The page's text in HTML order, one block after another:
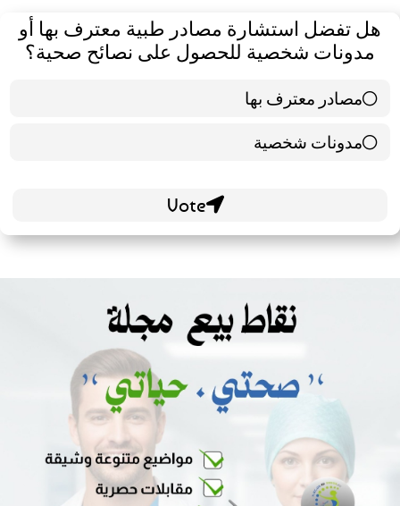
هل تفضل استشارة مصادر طبية معترف بها أو
مدونات شخصية للحصول على نصائح صحية؟
مصادر معترف بها
39 ( 65 % )
مدونات شخصية
21 ( 35 % )